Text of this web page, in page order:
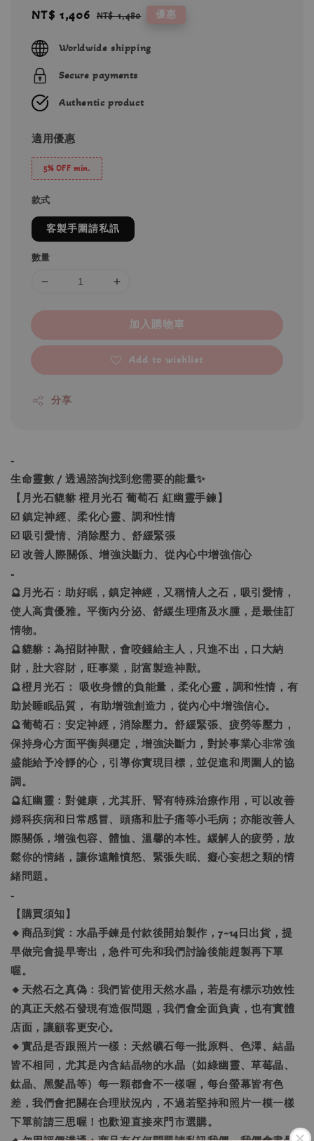
Sale
NT$ 1,406 Regular
NT$ 1,480 優惠
Worldwide shipping
Secure payments
Authentic product
適用優惠
5% OFF min.
款式
客製手圍請私訊
數量
加入購物車
Add to wishlist
分享
-
生命靈數 / 透過諮詢找到您需要的能量✨
【月光石貔貅 橙月光石 葡萄石 紅幽靈手鍊】
☑️ 鎮定神經、柔化心靈、調和性情
☑️ 吸引愛情、消除壓力、舒緩緊張
☑️ 改善人際關係、增強決斷力、從內心中增強信心
-
🔮月光石：助好眠，鎮定神經，又稱情人之石，吸引愛情，
使人高貴優雅。平衡內分泌、舒緩生理痛及水腫，是最佳訂
情物。
🔮貔貅：為招財神獸，會咬錢給主人，只進不出，口大納
財，肚大容財，旺事業，財富製造神獸。
🔮橙月光石： 吸收身體的負能量，柔化心靈，調和性情，有
助於睡眠品質， 有助增強創造力，從內心中增強信心。
🔮葡萄石：安定神經，消除壓力。舒緩緊張、疲勞等壓力，
保持身心方面平衡與穩定，增強決斷力，對於事業心非常強
盛能給予冷靜的心，引導你實現目標，並促進和周圍人的協
調。
🔮紅幽靈：對健康，尤其肝、腎有特殊治療作用，可以改善
婦科疾病和日常感冒、頭痛和肚子痛等小毛病；亦能改善人
際關係，增強包容、體恤、溫馨的本性。緩解人的疲勞，放
鬆你的情緒，讓你遠離憤怒、緊張失眠、癡心妄想之類的情
緒問題。
-
【購買須知】
🔸商品到貨：水晶手鍊是付款後開始製作，7~14日出貨，提
早做完會提早寄出，急件可先和我們討論後能趕製再下單
喔。
🔸天然石之真偽：我們皆使用天然水晶，若是有標示功效性
的真正天然石發現有造假問題，我們會全面負責，也有實體
店面，讓顧客更安心。
🔸實品是否跟照片一樣：天然礦石每一批原料、色澤、結晶
皆不相同，尤其是內含結晶物的水晶（如綠幽靈、草莓晶、
鈦晶、黑髮晶等）每一顆都會不一樣喔，每台螢幕皆有色
差，我們會把關在合理狀況內，不過若堅持和照片一模一樣
下單前請三思喔！也歡迎直接來門市選購。